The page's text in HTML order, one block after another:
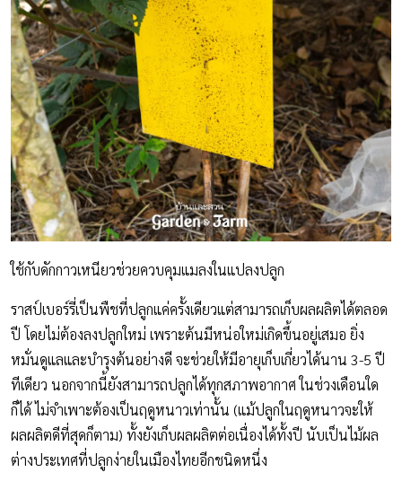
ใช้กับดักกาวเหนียวช่วยควบคุมแมลงในแปลงปลูก
ราสป์เบอร์รี่เป็นพืชที่ปลูกแค่ครั้งเดียวแต่สามารถเก็บผลผลิตได้ตลอด
ปี โดยไม่ต้องลงปลูกใหม่ เพราะต้นมีหน่อใหม่เกิดขึ้นอยู่เสมอ ยิ่ง
หมั่นดูแลและบำรุงต้นอย่างดี จะช่วยให้มีอายุเก็บเกี่ยวได้นาน 3-5 ปี
ทีเดียว นอกจากนี้ยังสามารถปลูกได้ทุกสภาพอากาศ ในช่วงเดือนใด
ก็ได้ ไม่จำเพาะต้องเป็นฤดูหนาวเท่านั้น (แม้ปลูกในฤดูหนาวจะให้
ผลผลิตดีที่สุดก็ตาม) ทั้งยังเก็บผลผลิตต่อเนื่องได้ทั้งปี นับเป็นไม้ผล
ต่างประเทศที่ปลูกง่ายในเมืองไทยอีกชนิดหนึ่ง